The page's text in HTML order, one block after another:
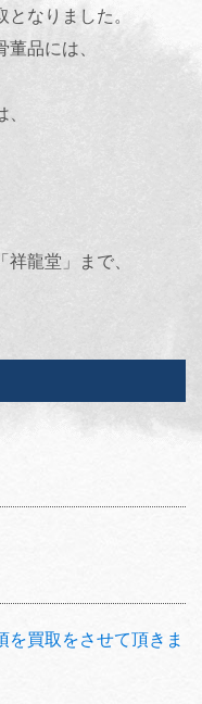
なりました。
品には、
龍堂」まで、
買取をさせて頂きま